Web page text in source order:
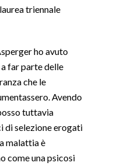
triennale
ho avuto
far parte delle
che le
Avendo
tuttavia
di selezione erogati
malattia è
come una psicosi